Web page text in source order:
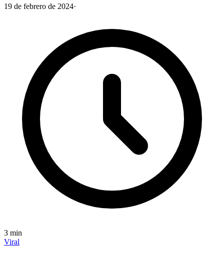
19 de febrero de 2024·
3 min
Viral